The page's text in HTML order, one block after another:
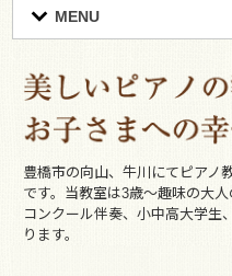
MENU
豊橋市の向山、牛川にてピアノ
です。当教室は3歳～趣味の大
コンクール伴奏、小中高大学生
ります。